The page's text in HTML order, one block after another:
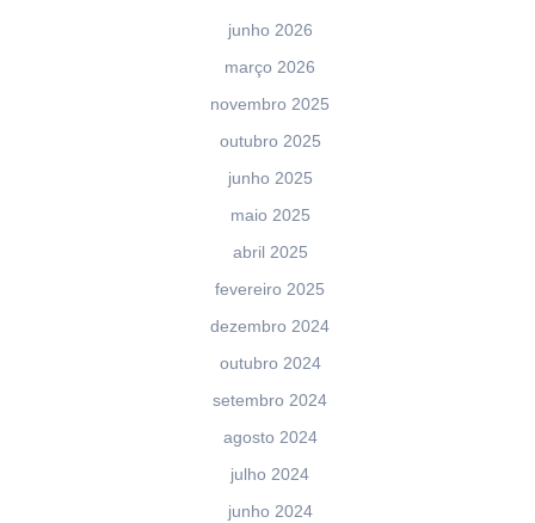
junho 2026
março 2026
novembro 2025
outubro 2025
junho 2025
maio 2025
abril 2025
fevereiro 2025
dezembro 2024
outubro 2024
setembro 2024
agosto 2024
julho 2024
junho 2024